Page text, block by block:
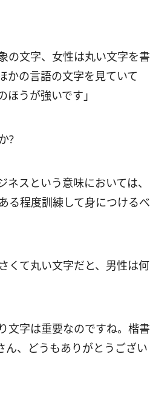
の文字、女性は丸い文字を書
かの言語の文字を見ていて
うが強いです」
?
スという意味においては、
る程度訓練して身につけるべ
くて丸い文字だと、男性は何
文字は重要なのですね。楷書
ん、どうもありがとうござい